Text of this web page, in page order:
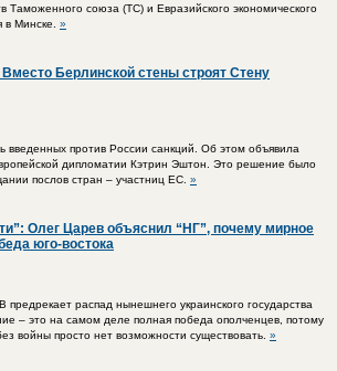
Таможенного союза (ТС) и Евразийского экономического
в Минске. »
Берлинской стены строят Стену
против России санкций. Об этом объявила
дипломатии Кэтрин Эштон. Это решение было
послов стран – участниц ЕС. »
Олег Царев объяснил “НГ”, почему мирное
юго-востока
распад нынешнего украинского государства
– это на самом деле полная победа ополченцев, потому
войны просто нет возможности существовать. »